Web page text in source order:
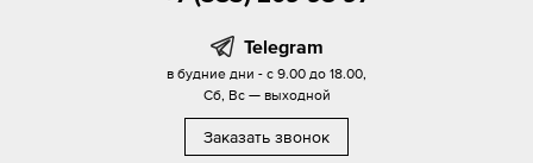
Telegram
в будние дни - с 9.00 до 18.00,
Сб, Вс — выходной
Заказать звонок